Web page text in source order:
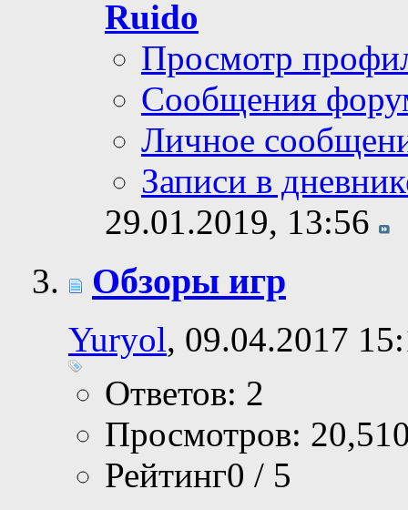
Ruido
Просмотр
Сообщения
Личное
Записи в
29.01.2019, 13:56
Обзоры игр
Yuryol, 09.04.2017
Ответов: 2
Просмотров:
Рейтинг0 / 5